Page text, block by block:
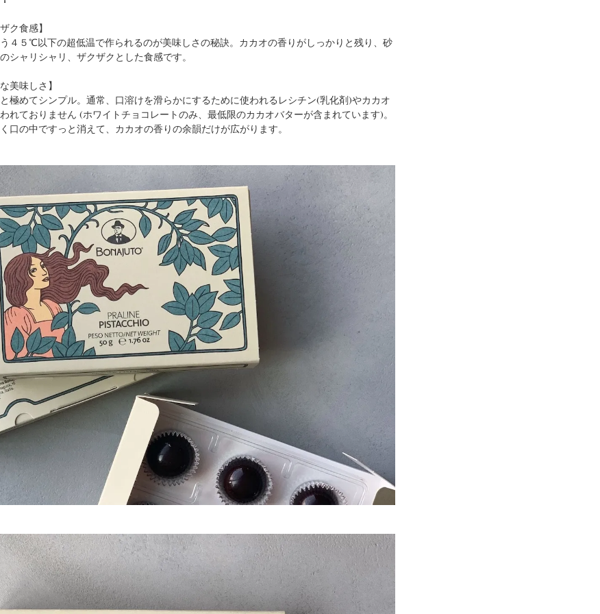
ク食感】
４５℃以下の超低温で作られるのが美味しさの秘訣。カカオの香りがしっかりと残り、砂
シャリシャリ、ザクザクとした食感です。
美味しさ】
極めてシンプル。通常、口溶けを滑らかにするために使われるレシチン(乳化剤)やカカオ
れておりません (ホワイトチョコレートのみ、最低限のカカオバターが含まれています)。
口の中ですっと消えて、カカオの香りの余韻だけが広がります。